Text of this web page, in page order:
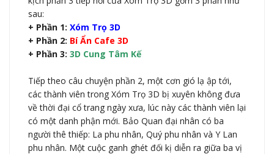
sau:
+ Phần 1: Xóm Trọ 3D
+ Phần 2: Bí Ẩn Cafe 3D
+ Phần 3: 3D Cung Tâm Kế
Tiếp theo câu chuyện phần 2, một cơn gió lạ ập tới,
các thành viên trong Xóm Trọ 3D bị xuyên không đưa
về thời đại cổ trang ngày xưa, lúc này các thành viên lại
có một danh phận mới. Bảo Quan đại nhân có ba
người thê thiếp: La phu nhân, Quý phu nhân và Y Lan
phu nhân. Một cuộc ganh ghét đối kị diễn ra giữa ba vị